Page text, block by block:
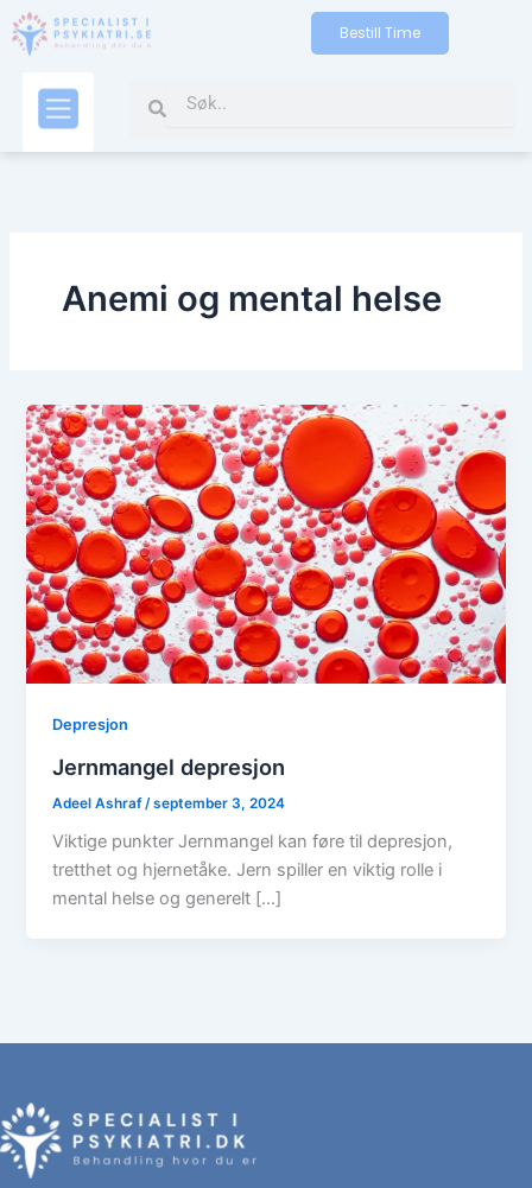
Bestill Time
Search
Anemi og mental helse
Depresjon
Jernmangel depresjon
Adeel Ashraf /september 3, 2024
Viktige punkter Jernmangel kan føre til depresjon,
tretthet og hjernetåke. Jern spiller en viktig rolle i
mental helse og generelt […]